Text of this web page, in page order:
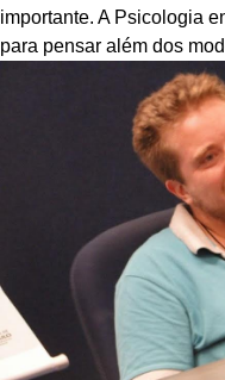
importante. A Psicologia
para pensar além dos